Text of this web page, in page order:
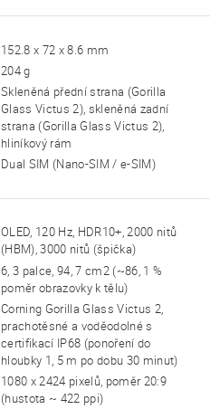
152.8 x 72 x 8.6 mm
204 g
Skleněná přední strana (Gorilla
Glass Victus 2), skleněná zadní
strana (Gorilla Glass Victus 2),
hliníkový rám
Dual SIM (Nano-SIM / e-SIM)
OLED, 120 Hz, HDR10+, 2000 nitů
(HBM), 3000 nitů (špička)
6, 3 palce, 94, 7 cm2 (~86, 1 %
poměr obrazovky k tělu)
Corning Gorilla Glass Victus 2,
prachotěsné a voděodolné s
certifikací IP68 (ponoření do
hloubky 1, 5 m po dobu 30 minut)
1080 x 2424 pixelů, poměr 20:9
(hustota ~ 422 ppi)